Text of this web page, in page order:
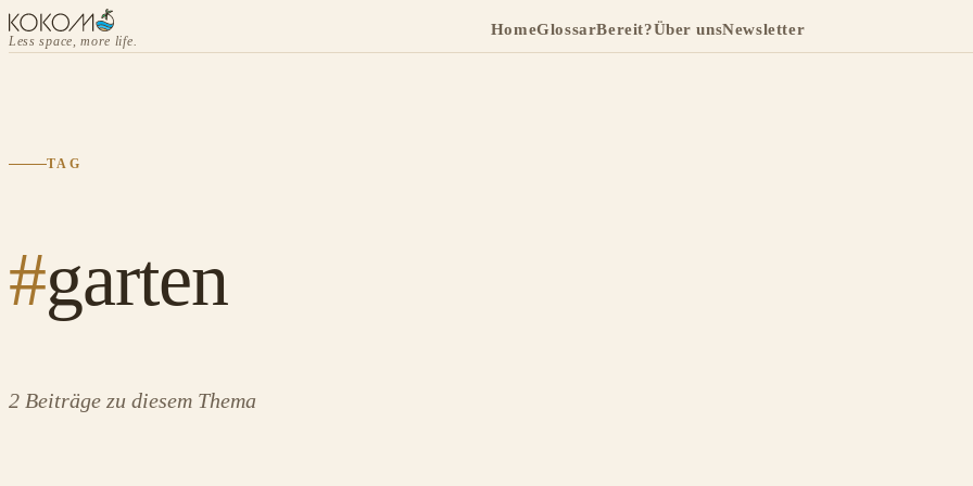
Less space, more life.
HomeGlossarBereit?Über unsNewsletter
TAG
#garten
2 Beiträge zu diesem Thema